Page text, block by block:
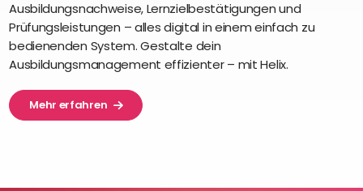
Ausbildungsnachweise, Lernzielbestätigungen und
Prüfungsleistungen – alles digital in einem einfach zu
bedienenden System. Gestalte dein
Ausbildungsmanagement effizienter – mit Helix.
Mehr erfahren